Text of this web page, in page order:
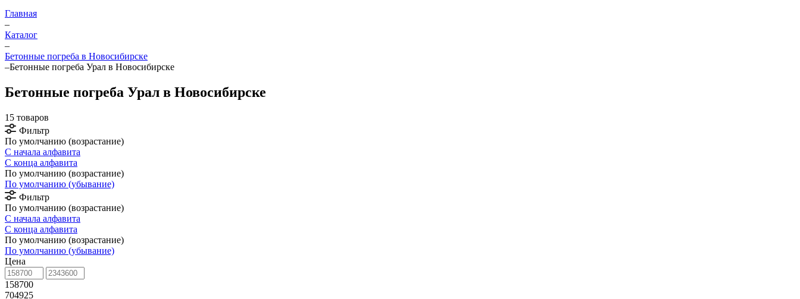
Главная
–
Каталог
–
Бетонные погреба в Новосибирске
–Бетонные погреба Урал в Новосибирске
Бетонные погреба Урал в Новосибирске
15 товаров
Фильтр
По умолчанию (возрастание)
С начала алфавита
С конца алфавита
По умолчанию (возрастание)
По умолчанию (убывание)
Фильтр
По умолчанию (возрастание)
С начала алфавита
С конца алфавита
По умолчанию (возрастание)
По умолчанию (убывание)
Цена
158700
704925